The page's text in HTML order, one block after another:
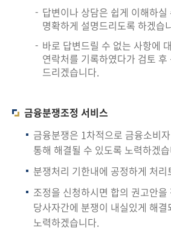
답변이나 상담은 쉽게 이해하
명확하게 설명드리도록 하겠습
바로 답변드릴 수 없는 사항에
연락처를 기록하였다가 검토 후
드리겠습니다.
금융분쟁조정 서비스
금융분쟁은 1차적으로 금융소비
통해 해결될 수 있도록 노력하겠
분쟁처리 기한내에 공정하게 처
조정을 신청하시면 합의 권고안을
당사자간에 분쟁이 내실있게 해결
노력하겠습니다.